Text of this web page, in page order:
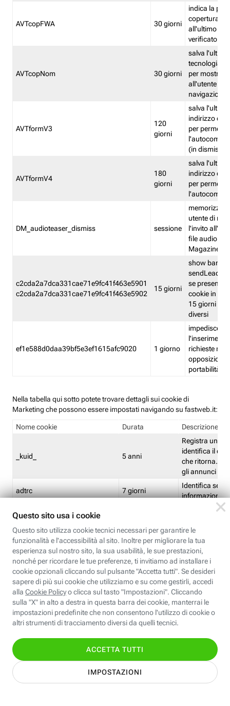
AVTcopFWA 30 giorni
indica la
copertura
all'ultimo
verificato
AVTcopNom 30 giorni
salva l'ultima
tecnologia
per
all'utente
navigazione
AVTformV3
120
giorni
salva l'ultimo
indirizzo di
per
(in
AVTformV4
180
giorni
salva l'ultimo
indirizzo di
per
DM_audioteaser_dismiss sessione
memorizza
utente di
l'invito
file audio del
Magazine
c2cda2a7dca331cae71e9fc41f463e5901
c2cda2a7dca331cae71e9fc41f463e5902
15 giorni
show banner
sendLead
se presenti
cookie in un
15 giorni e
diversi
ef1e588d0daa39bf5e3ef1615afc9020 1 giorno
impedisce
l'inserimento
richieste
opposizione
portabilità
Nella tabella qui sotto potete trovare dettagli sui cookie di
Marketing che possono essere impostati navigando su fastweb.it:
Nome cookie Durata Descrizione
_kuid_ 5 anni
Registra un ID
identifica il
che ritorna.
gli annunci
adtrc 7 giorni
Identifica se
informazioni
CFFC<TagID>
Limite di
CM 1 giorno
Identifica se
ricontrollare
corrispondenti
(impostata da
CM14 14 giorni
Identifica se
ricontrollare
corrispondenti
(impostata da
pagine
EBFC<BannerID> 7 giorni
Identifica la
banner
Identifica la